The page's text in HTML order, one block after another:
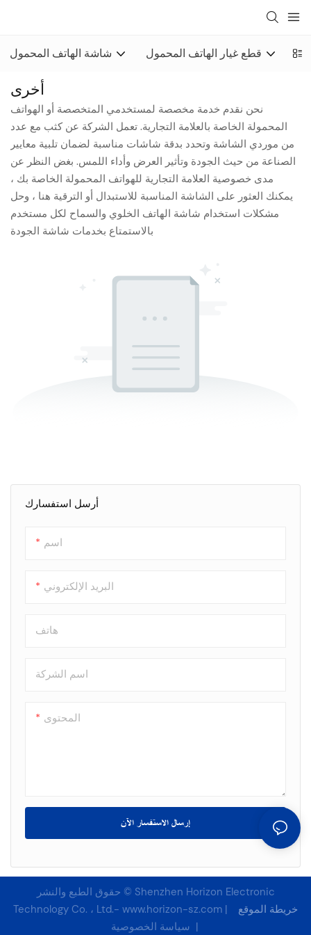
شاشة الهاتف المحمول قطع غيار الهاتف المحمول
أخرى
نحن نقدم خدمة مخصصة لمستخدمي المتخصصة أو الهواتف
المحمولة الخاصة بالعلامة التجارية. تعمل الشركة عن كثب مع عدد
من موردي الشاشة وتحدد بدقة شاشات مناسبة لضمان تلبية معايير
الصناعة من حيث الجودة وتأثير العرض وأداء اللمس. بغض النظر عن
مدى خصوصية العلامة التجارية للهواتف المحمولة الخاصة بك ،
يمكنك العثور على الشاشة المناسبة للاستبدال أو الترقية هنا ، وحل
مشكلات استخدام شاشة الهاتف الخلوي والسماح لكل مستخدم
بالاستمتاع بخدمات شاشة الجودة
أرسل استفسارك
اسم
البريد الإلكتروني
هاتف
اسم الشركة
المحتوى
إرسال الاستفسار الآن
حقوق الطبع والنشر © Shenzhen Horizon Electronic
Technology Co. ، Ltd.- www.horizon-sz.com |
خريطة الموقع
|سياسة الخصوصية